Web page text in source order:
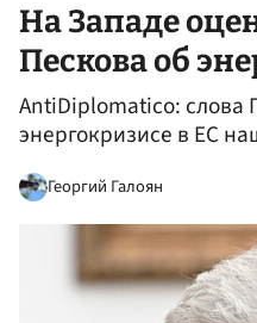
На Западе
Пескова об
AntiDiplomatico: слова
энергокризисе в ЕС
Георгий Галоян